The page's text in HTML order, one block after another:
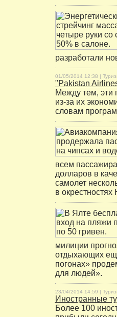
разработали
01/05/2014 12:38 |
"Pakistan
Между тем, эти
из-за их
словам
всем
долларов в
самолет
в
милиции
отдыхающих
погонах»
для людей».
23/04/2014 14:59 |
Иностранные
Более 100